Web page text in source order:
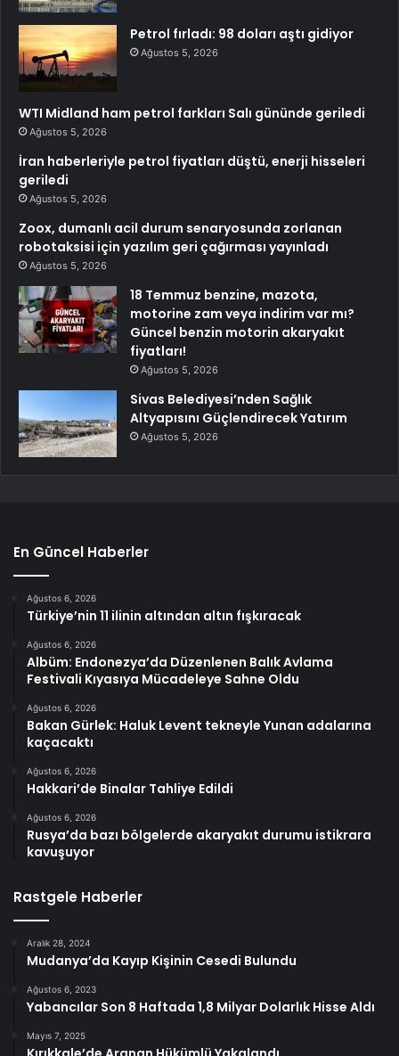
Petrol fırladı: 98 doları aştı gidiyor
Ağustos 5, 2026
WTI Midland ham petrol farkları Salı gününde geriledi
Ağustos 5, 2026
İran haberleriyle petrol fiyatları düştü, enerji hisseleri
geriledi
Ağustos 5, 2026
Zoox, dumanlı acil durum senaryosunda zorlanan
robotaksisi için yazılım geri çağırması yayınladı
Ağustos 5, 2026
18 Temmuz benzine, mazota,
motorine zam veya indirim var mı?
Güncel benzin motorin akaryakıt
fiyatları!
Ağustos 5, 2026
Sivas Belediyesi’nden Sağlık
Altyapısını Güçlendirecek Yatırım
Ağustos 5, 2026
En Güncel Haberler
Ağustos 6, 2026
Türkiye’nin 11 ilinin altından altın fışkıracak
Ağustos 6, 2026
Albüm: Endonezya’da Düzenlenen Balık Avlama
Festivali Kıyasıya Mücadeleye Sahne Oldu
Ağustos 6, 2026
Bakan Gürlek: Haluk Levent tekneyle Yunan adalarına
kaçacaktı
Ağustos 6, 2026
Hakkari’de Binalar Tahliye Edildi
Ağustos 6, 2026
Rusya’da bazı bölgelerde akaryakıt durumu istikrara
kavuşuyor
Rastgele Haberler
Aralık 28, 2024
Mudanya’da Kayıp Kişinin Cesedi Bulundu
Ağustos 6, 2023
Yabancılar Son 8 Haftada 1,8 Milyar Dolarlık Hisse Aldı
Mayıs 7, 2025